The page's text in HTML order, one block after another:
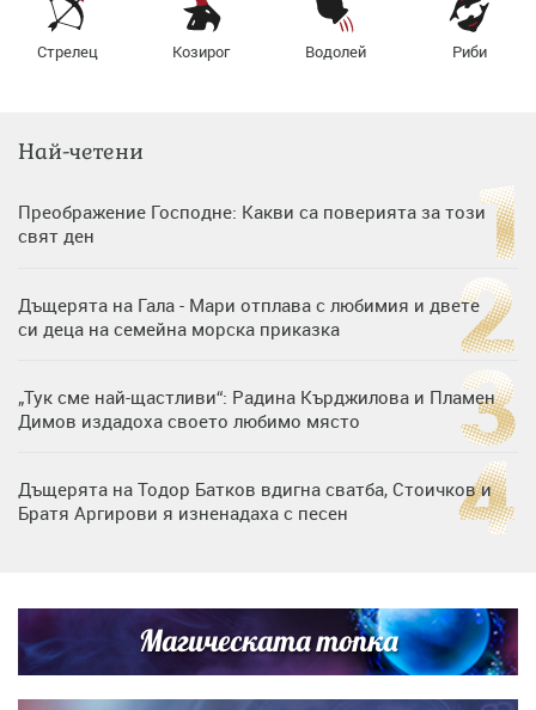
Стрелец Козирог Водолей Риби
Най-четени
Преображение Господне: Какви са поверията за този
свят ден
Дъщерята на Гала - Мари отплава с любимия и двете
си деца на семейна морска приказка
„Тук сме най-щастливи“: Радина Кърджилова и Пламен
Димов издадоха своето любимо място
Дъщерята на Тодор Батков вдигна сватба, Стоичков и
Братя Аргирови я изненадаха с песен
Списъкът е ясен: Джей Ло и Риана във ВИП гостите на
сватбата на Роналдо
Магическата топка